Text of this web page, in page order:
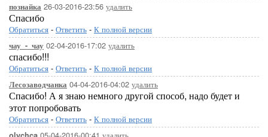
познайка 26-03-2016-23:56 удалить
Спасибо
Обратиться - Ответить - К полной версии
чау_-_чау 02-04-2016-17:02 удалить
спасибо!!!
Обратиться - Ответить - К полной версии
Лесозаводчанка 04-04-2016-04:02 удалить
Спасибо! А я знаю немного другой способ, надо будет и
этот попробовать
Обратиться - Ответить - К полной версии